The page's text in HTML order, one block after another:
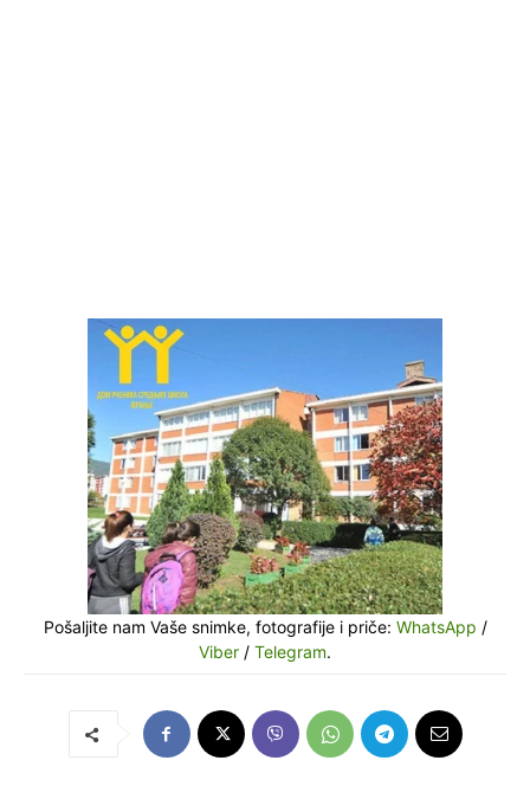
Pošaljite nam Vaše snimke, fotografije i priče: WhatsApp /
Viber / Telegram.